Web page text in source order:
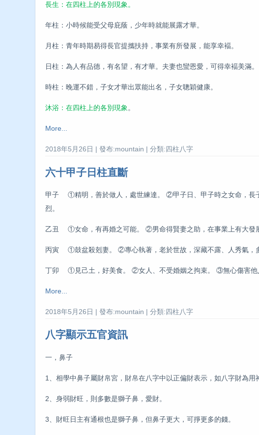
長生：在四柱上的各別現象。
年柱：小時候能受父母庇蔭，少年時就能展露才華。
月柱：青年時期易得長官提攜扶持，事業有所發展，能享幸褔。
日柱：為人有品德，有名望，有才華。夫妻也蠻恩愛，可得幸褔美滿。
時柱：晚運不錯，子女才華出眾能出名，子女聰穎健康。
沐浴：在四柱上的各別現象。
More...
2018年5月26日 | 發布:mountain | 分類:四柱八字
六十甲子日柱直斷
甲子 ①精明，善於做人，處世練達。 ②甲子日、甲子時之女命，
烈。
乙丑 ①女命，有再婚之可能。 ②男命得賢妻之助，在事業上有大發
丙寅 ①鼓盆殺剋妻。 ②專心執著，老於世故，深藏不露、人秀氣，
丁卯 ①見己土，好美食。 ②女人、不受婚姻之拘束。 ③無心傷害他
More...
2018年5月26日 | 發布:mountain | 分類:四柱八字
八字顯示五官資訊
一，鼻子
1、相學中鼻子屬財帛宮，財帛在八字中以正偏財表示，如八字財為用
2、身弱財旺，則多數是獅子鼻，愛財。
3、財旺日主有通根也是獅子鼻，但鼻子更大，可掙更多的錢。